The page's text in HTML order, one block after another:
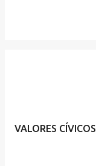
VALORES CÍVICOS